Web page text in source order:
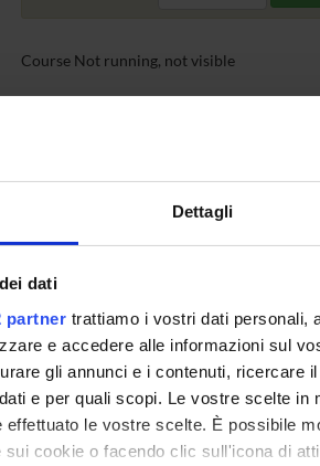
Dettagli
dati
partner trattiamo i vostri dati personali,
e accedere alle informazioni sul
gli annunci e i contenuti, ricercare
e per quali scopi. Le vostre scelte
effettuato le vostre scelte. È possibile
sui cookie o facendo clic sull'icona di
Course Not running, not visible